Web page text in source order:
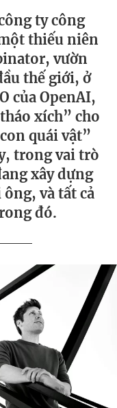
ty công
thiếu niên
vườn
thế giới, ở
của OpenAI,
xích” cho
quái vật”
trong vai trò
xây dựng
và tất cả
đó.